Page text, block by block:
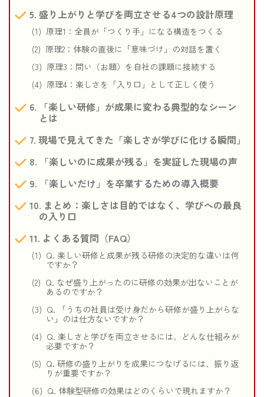
盛り上がりと学びを両立させる4つの設計原理
原理1：全員が「つくり手」になる構造をつくる
原理2：体験の直後に「意味づけ」の対話を置く
原理3：問い（お題）を自社の課題に接続する
原理4：楽しさを「入り口」として正しく使う
「楽しい研修」が成果に変わる典型的なシーン
とは
現場で見えてきた「楽しさが学びに化ける瞬間」
「楽しいのに成果が残る」を実証した現場の声
「楽しいだけ」を卒業するための導入概要
まとめ：楽しさは目的ではなく、学びへの最良
の入り口
よくある質問（FAQ）
Q. 楽しい研修と成果が残る研修の決定的な違いは何
ですか？
Q. なぜ盛り上がったのに研修の効果が出ないことが
あるのですか？
Q. 「うちの社員は受け身だから研修が盛り上がらな
い」のは仕方ないですか？
Q. 楽しさと学びを両立させるには、どんな仕組みが
必要ですか？
Q. 研修の盛り上がりを成果につなげるには、振り返
りが重要ですか？
Q. 体験型研修の効果はどのくらいで現れますか？